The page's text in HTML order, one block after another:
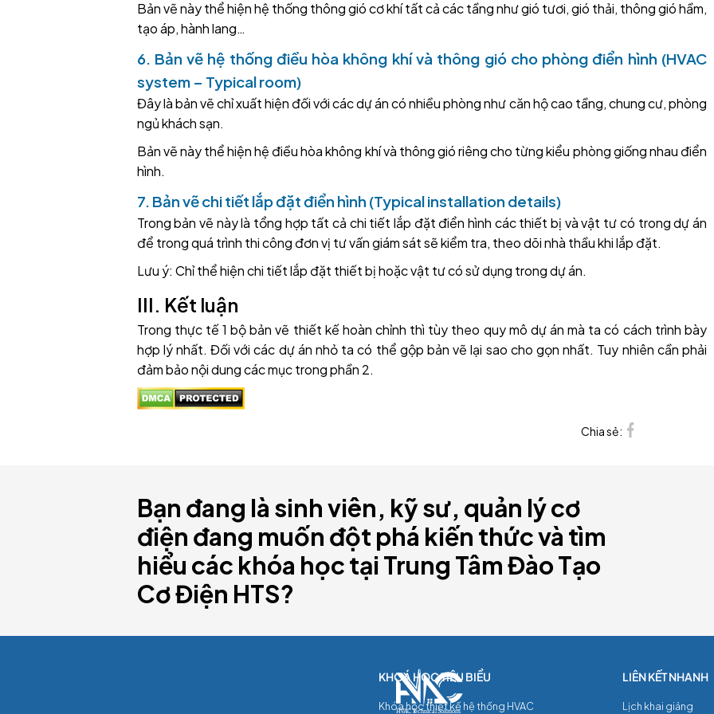
Bản vẽ này thể hiện hệ thống thông gió cơ khí tất cả các tầng như gió tươi, gió thải, thông gió hầm,
tạo áp, hành lang…
6. Bản vẽ hệ thống điều hòa không khí và thông gió cho phòng điển hình (HVAC
system – Typical room)
Đây là bản vẽ chỉ xuất hiện đối với các dự án có nhiều phòng như căn hộ cao tầng, chung cư, phòng
ngủ khách sạn.
Bản vẽ này thể hiện hệ điều hòa không khí và thông gió riêng cho từng kiểu phòng giống nhau điển
hình.
7. Bản vẽ chi tiết lắp đặt điển hình (Typical installation details)
Trong bản vẽ này là tổng hợp tất cả chi tiết lắp đặt điển hình các thiết bị và vật tư có trong dự án
để trong quá trình thi công đơn vị tư vấn giám sát sẽ kiểm tra, theo dõi nhà thầu khi lắp đặt.
Lưu ý: Chỉ thể hiện chi tiết lắp đặt thiết bị hoặc vật tư có sử dụng trong dự án.
III. Kết luận
Trong thực tế 1 bộ bản vẽ thiết kế hoàn chỉnh thì tùy theo quy mô dự án mà ta có cách trình bày
hợp lý nhất. Đối với các dự án nhỏ ta có thể gộp bản vẽ lại sao cho gọn nhất. Tuy nhiên cần phải
đảm bảo nội dung các mục trong phần 2.
Chia sẻ:
Bạn đang là sinh viên, kỹ sư, quản lý cơ
điện đang muốn đột phá kiến thức và tìm
hiểu các khóa học tại Trung Tâm Đào Tạo
Cơ Điện HTS?
Khóa học thiết kế hệ thống HVAC Lịch khai giảng